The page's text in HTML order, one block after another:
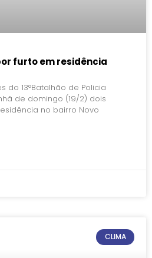
furto em residência
do 13°Batalhão de Policia
de domingo (19/2) dois
no bairro Novo
CLIMA